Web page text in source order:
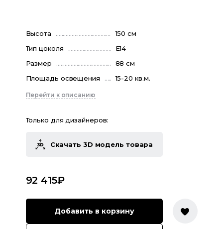
Высота
150 см
Тип цоколя
E14
Размер
88 см
Площадь освещения
15-20 кв.м.
Перейти к описанию
Только для дизайнеров:
Скачать 3D модель товара
92 415₽
Добавить в корзину